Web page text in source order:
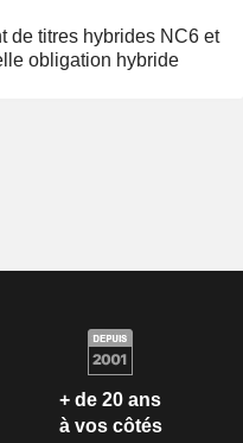
de titres hybrides NC6 et
obligation hybride
+ de 20 ans
à vos côtés